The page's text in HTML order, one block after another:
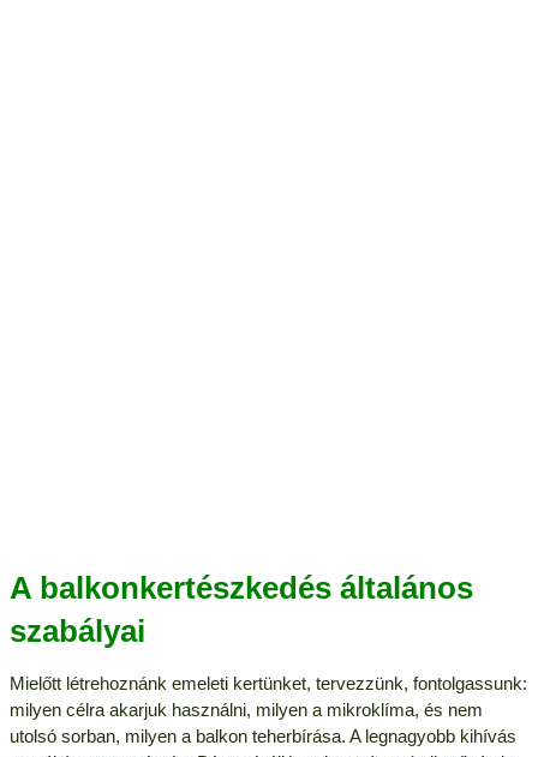
A balkonkertészkedés általános
szabályai
Mielőtt létrehoznánk emeleti kertünket, tervezzünk, fontolgassunk:
milyen célra akarjuk használni, milyen a mikroklíma, és nem
utolsó sorban, milyen a balkon teherbírása. A legnagyobb kihívás